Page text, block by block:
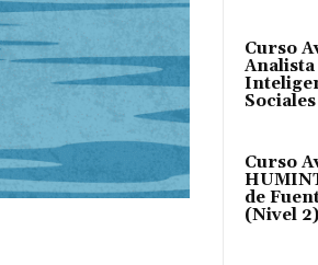
Curso
Analista
Curso
de
(Nivel 2)